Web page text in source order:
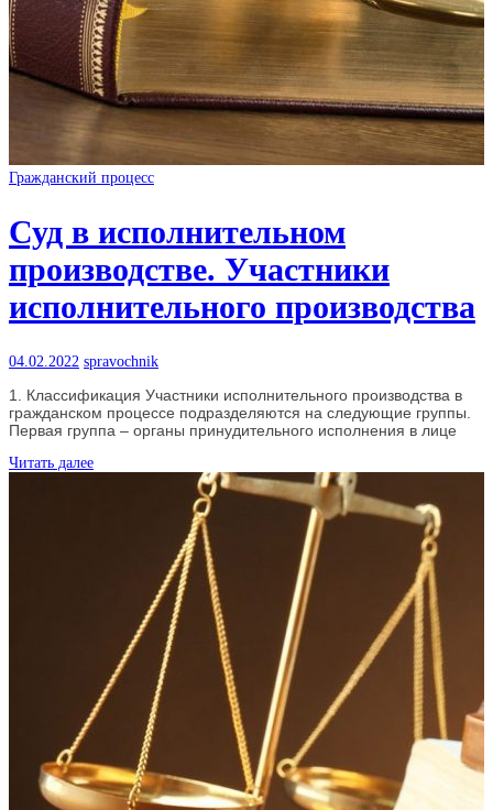
Гражданский процесс
Суд в исполнительном
производстве. Участники
исполнительного производства
04.02.2022 spravochnik
1. Классификация Участники исполнительного производства в
гражданском процессе подразделяются на следующие группы.
Первая группа – органы принудительного исполнения в лице
Читать далее